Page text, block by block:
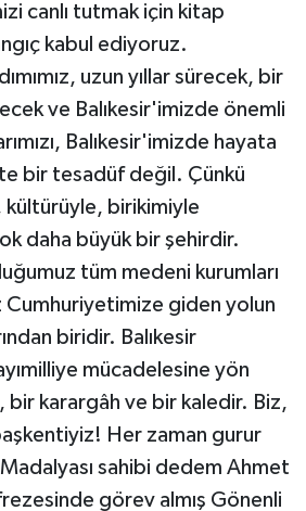
canlı tutmak için kitap
kabul ediyoruz.
uzun yıllar sürecek, bir
ve Balıkesir'imizde önemli
Balıkesir'imizde hayata
bir tesadüf değil. Çünkü
kültürüyle, birikimiyle
daha büyük bir şehirdir.
tüm medeni kurumları
giden yolun
biridir. Balıkesir
mücadelesine yön
bir karargâh ve bir kaledir. Biz,
Her zaman gurur
sahibi dedem Ahmet
görev almış Gönenli